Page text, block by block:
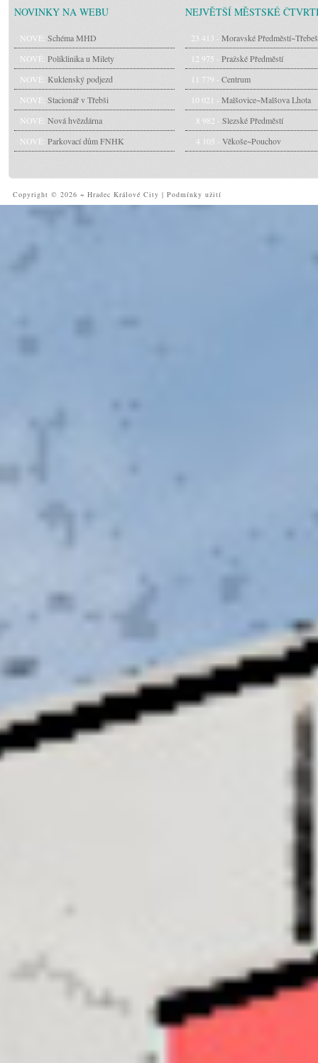
NOVINKY NA WEBU
NOVÉ: Schéma MHD
NOVÉ: Poliklinika u Milety
NOVÉ: Kuklenský podjezd
NOVÉ: Stacionář v Třebši
NOVÉ: Nová hvězdárna
NOVÉ: Parkovací dům FNHK
NEJVĚTŠÍ MĚSTSKÉ
23 413 - Moravské Předměstí~Třebeš
12 975 - Pražské Předměstí
11 779 - Centrum
10 021 - Malšovice~Malšova Lhota
8 982 - Slezské Předměstí
4 105 - Věkoše~Pouchov
Copyright © 2026 ~ Hradec Králové City | Podmínky užití